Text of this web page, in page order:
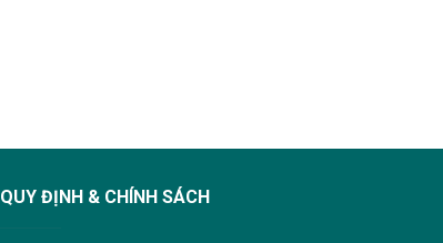
QUY ĐỊNH & CHÍNH SÁCH